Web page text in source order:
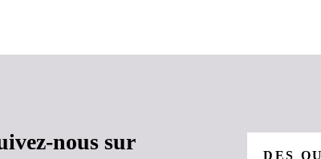
nous sur
DES